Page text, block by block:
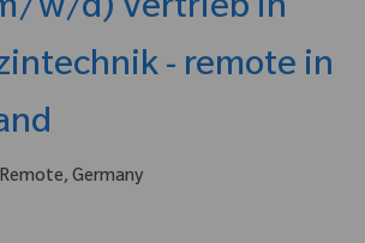
w/d) Vertrieb in
- remote in
Germany